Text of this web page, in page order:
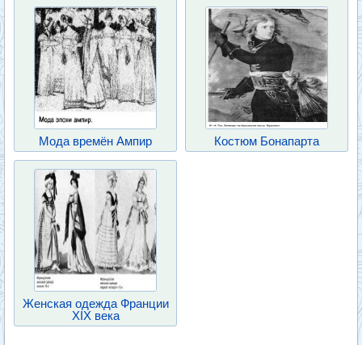
Мода времён Ампир Костюм Бонапарта
Женская одежда Франции
XIX века